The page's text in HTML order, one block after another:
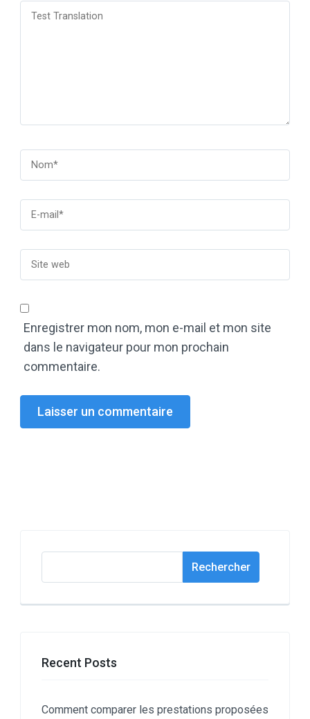
Enregistrer mon nom, mon e-mail et mon site
dans le navigateur pour mon prochain
commentaire.
Rechercher
Recent Posts
Comment comparer les prestations proposées